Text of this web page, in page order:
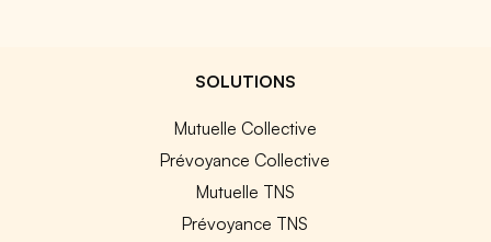
SOLUTIONS
Mutuelle Collective
Prévoyance Collective
Mutuelle TNS
Prévoyance TNS